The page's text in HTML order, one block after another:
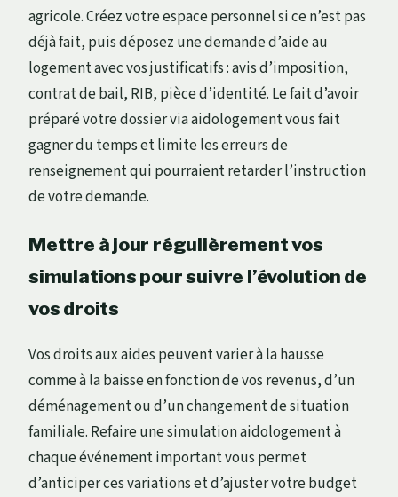
agricole. Créez votre espace personnel si ce n’est pas
déjà fait, puis déposez une demande d’aide au
logement avec vos justificatifs : avis d’imposition,
contrat de bail, RIB, pièce d’identité. Le fait d’avoir
préparé votre dossier via aidologement vous fait
gagner du temps et limite les erreurs de
renseignement qui pourraient retarder l’instruction
de votre demande.
Mettre à jour régulièrement vos
simulations pour suivre l’évolution de
vos droits
Vos droits aux aides peuvent varier à la hausse
comme à la baisse en fonction de vos revenus, d’un
déménagement ou d’un changement de situation
familiale. Refaire une simulation aidologement à
chaque événement important vous permet
d’anticiper ces variations et d’ajuster votre budget